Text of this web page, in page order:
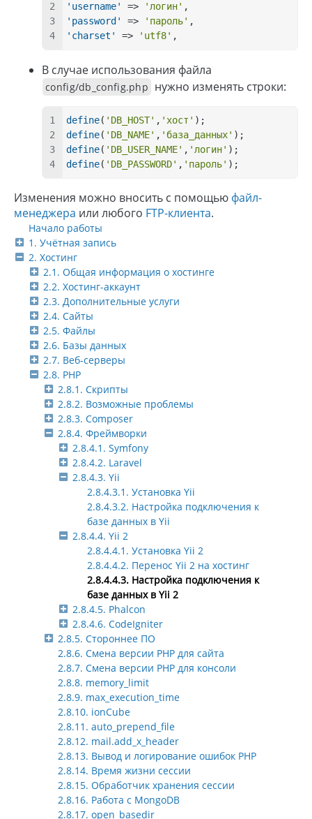
Начало работы
1. Учётная запись
2. Хостинг
2.1. Общая информация о хостинге
2.2. Хостинг-аккаунт
2.3. Дополнительные услуги
2.4. Сайты
2.5. Файлы
2.6. Базы данных
2.7. Веб-серверы
2.8. PHP
2.8.1. Скрипты
2.8.2. Возможные проблемы
2.8.3. Composer
2.8.4. Фреймворки
2.8.4.1. Symfony
2.8.4.2. Laravel
2.8.4.3. Yii
2.8.4.3.1. Установка Yii
2.8.4.3.2. Настройка подключения к
базе данных в Yii
2.8.4.4. Yii 2
2.8.4.4.1. Установка Yii 2
2.8.4.4.2. Перенос Yii 2 на хостинг
2.8.4.4.3. Настройка подключения к
базе данных в Yii 2
2.8.4.5. Phalcon
2.8.4.6. CodeIgniter
2.8.5. Стороннее ПО
2.8.6. Смена версии PHP для сайта
2.8.7. Смена версии PHP для консоли
2.8.8. memory_limit
2.8.9. max_execution_time
2.8.10. ionCube
2.8.11. auto_prepend_file
2.8.12. mail.add_x_header
2.8.13. Вывод и логирование ошибок PHP
2.8.14. Время жизни сессии
2.8.15. Обработчик хранения сессии
2.8.16. Работа с MongoDB
2.8.17. open_basedir
'username'
=> 'логин' ,
'password'
=> 'пароль' ,
'charset'
=> 'utf8' ,
В случае использования файла
config/db_config.php нужно изменять строки:
define( 'DB_HOST' , 'хост' );
define( 'DB_NAME' , 'база_данных' );
define( 'DB_USER_NAME' , 'логин' );
define( 'DB_PASSWORD' , 'пароль' );
Изменения можно вносить с помощью файл-
менеджера или любого FTP-клиента.